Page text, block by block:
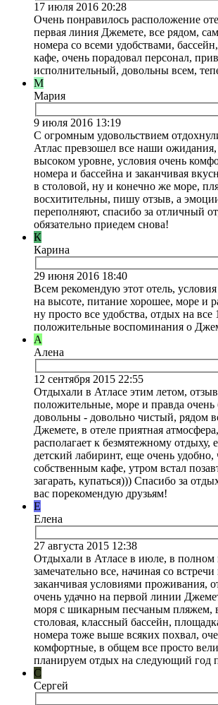
17 июля 2016 20:28
Очень понравилось расположение
первая линия Джемете, все рядом,
номера со всеми удобствами,
кафе, очень порадовал персонал,
исполнительный, довольны всем,
М
Мария
9 июля 2016 13:19
С огромным удовольствием
Атлас превзошел все наши ожидания,
высоком уровне, условия очень
номера и бассейна и заканчивая
в столовой, ну и конечно же море,
восхитительны, пишу отзыв, а
переполняют, спасибо за отличный
обязательно приедем снова!
К
Карина
29 июня 2016 18:40
Всем рекомендую этот отель,
на высоте, питание хорошее, море и
ну просто все удобства, отдых на все
положительные воспоминания о
А
Алена
12 сентября 2015 22:55
Отдыхали в Атласе этим летом,
положительные, море и правда
довольны - довольно чистый, рядом
Джемете, в отеле приятная
располагает к безмятежному отдыху,
детский лабиринт, еще очень удобно,
собственным кафе, утром встал
загарать, купаться))) Спасибо за
вас порекомендую друзьям!
Е
Елена
27 августа 2015 12:38
Отдыхали в Атласе в июле, в полном
замечательно все, начиная со
заканчивая условиями проживания,
очень удачно на первой линии
моря с шикарным песчаным пляжем,
столовая, классный бассейн,
номера тоже выше всяких похвал,
комфортные, в общем все просто
планируем отдых на следующий год
С
Сергей